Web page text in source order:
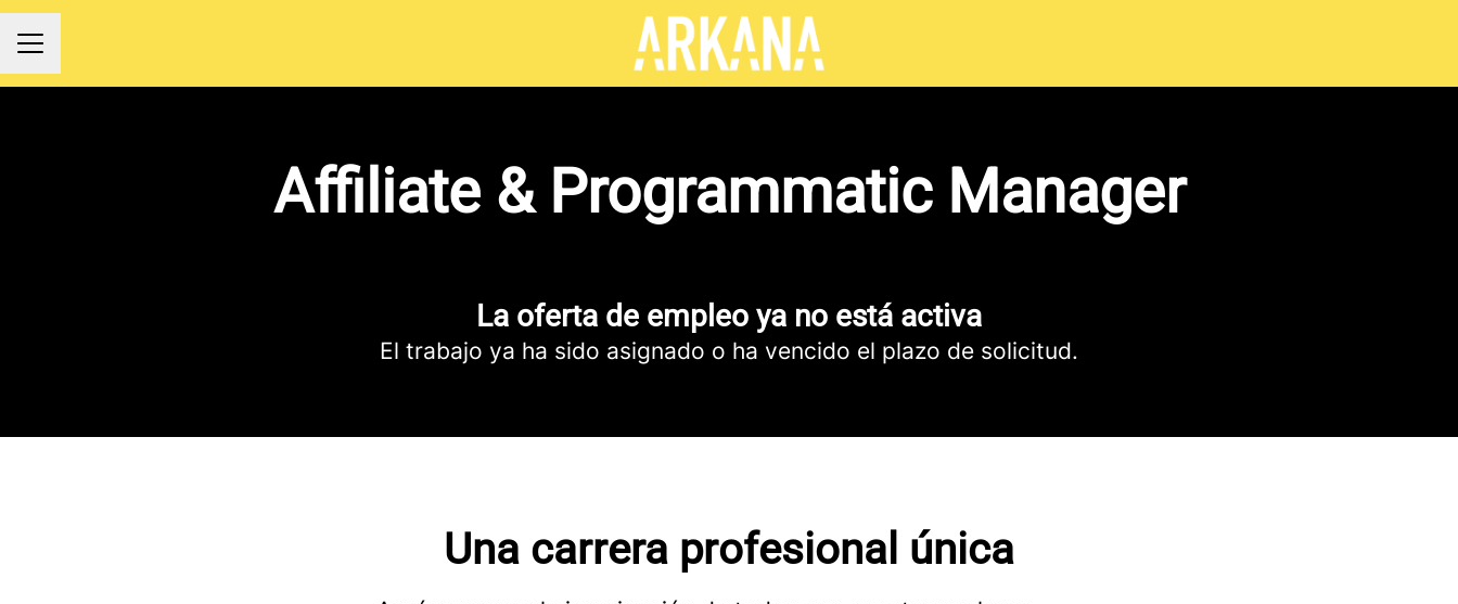
MENÚ DE EMPLEO
Affiliate & Programmatic Manager
La oferta de empleo ya no está activa
El trabajo ya ha sido asignado o ha vencido el plazo de solicitud.
Una carrera profesional única